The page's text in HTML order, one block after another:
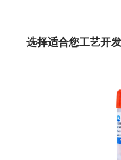
选择适合您工艺开